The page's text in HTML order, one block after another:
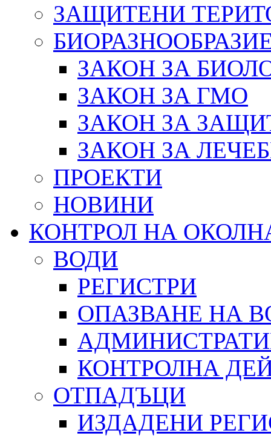
ЗАЩИТЕНИ
ЗАКОН ЗА
ЗАКОН ЗА ГМО
ЗАКОН ЗА
ЗАКОН ЗА
ПРОЕКТИ
НОВИНИ
КОНТРОЛ НА
ВОДИ
РЕГИСТРИ
ОПАЗВАНЕ НА
КОНТРОЛНА
ОТПАДЪЦИ
ИЗДАДЕНИ